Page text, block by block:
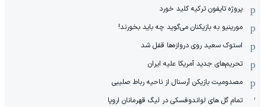
پروژه تایفون ترکیه کلید خورد
مورینیو به بازیکنان می‌گوید چه باید بخورند!
استوک سعید روی دروازه‌ها قفل شد
تحریم‌های جدید آمریکا علیه ایران
مصدومیت بازیکن آرسنال از ناحیه رباط صلیبی
تمام گل های لواندوفسکی در لیگ قهرمانان اروپا